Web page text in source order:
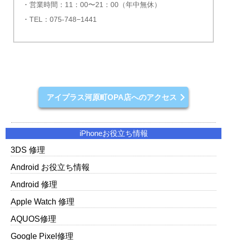
・営業時間：11：00〜21：00（年中無休）
・TEL：075-748−1441
アイプラス河原町OPA店へのアクセス
iPhoneお役立ち情報
3DS 修理
Android お役立ち情報
Android 修理
Apple Watch 修理
AQUOS修理
Google Pixel修理